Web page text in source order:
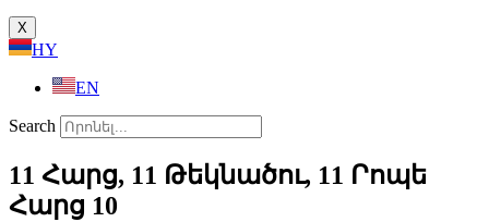
X
HY
EN
Search
11 Հարց, 11 Թեկնածու, 11 Րոպե
Հարց 10